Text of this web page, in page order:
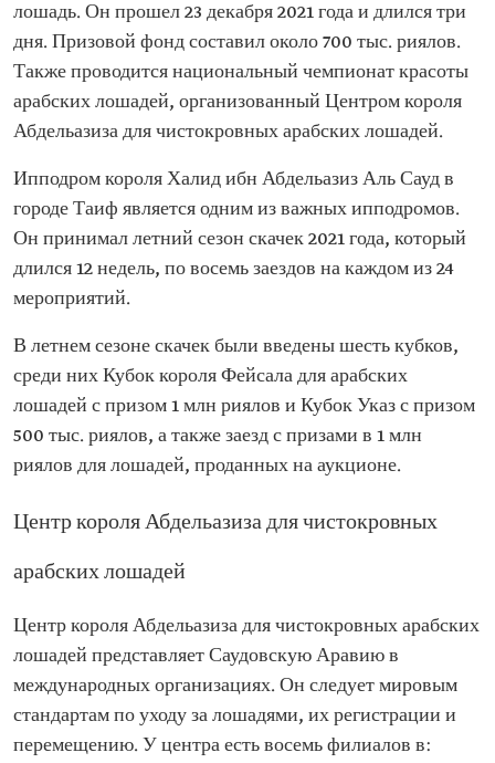
лошадь. Он прошел 23 декабря 2021 года и длился три
дня. Призовой фонд составил около 700 тыс. риялов.
Также проводится национальный чемпионат красоты
арабских лошадей, организованный Центром короля
Абдельазиза для чистокровных арабских лошадей.
Ипподром короля Халид ибн Абдельазиз Аль Сауд в
городе Таиф является одним из важных ипподромов.
Он принимал летний сезон скачек 2021 года, который
длился 12 недель, по восемь заездов на каждом из 24
мероприятий.
В летнем сезоне скачек были введены шесть кубков,
среди них Кубок короля Фейсала для арабских
лошадей с призом 1 млн риялов и Кубок Указ с призом
500 тыс. риялов, а также заезд с призами в 1 млн
риялов для лошадей, проданных на аукционе.
Центр короля Абдельазиза для чистокровных
арабских лошадей
Центр короля Абдельазиза для чистокровных арабских
лошадей представляет Саудовскую Аравию в
международных организациях. Он следует мировым
стандартам по уходу за лошадями, их регистрации и
перемещению. У центра есть восемь филиалов в: